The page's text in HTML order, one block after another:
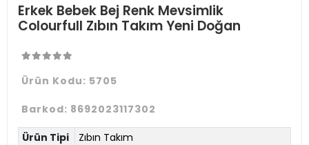
Erkek Bebek Bej Renk Mevsimlik
Colourfull Zıbın Takım Yeni Doğan
Ürün Kodu: 5705
Barkod: 8692023117302
Ürün Tipi
Zıbın Takım